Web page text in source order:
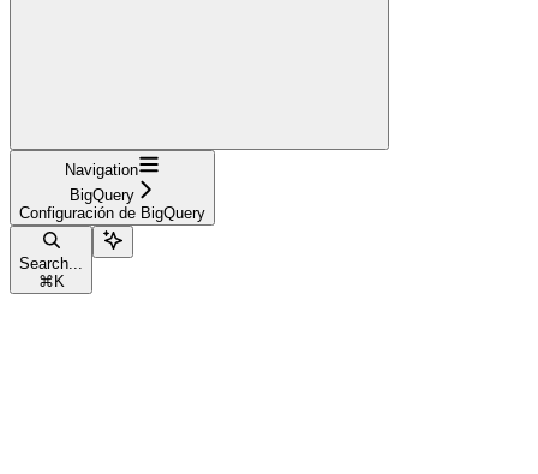
Navigation
BigQuery
Configuración de BigQuery
Search...
⌘ K